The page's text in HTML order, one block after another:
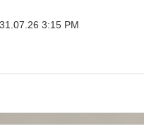
3:15 PM